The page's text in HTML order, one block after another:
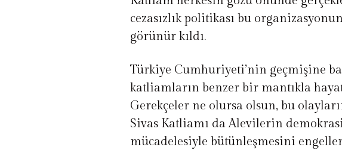
cezasızlık politikası bu
görünür kıldı.
Türkiye Cumhuriyeti’nin geçmişine
katliamların benzer bir mantıkla
Gerekçeler ne olursa olsun, bu
Sivas Katliamı da Alevilerin
mücadelesiyle bütünleşmesini